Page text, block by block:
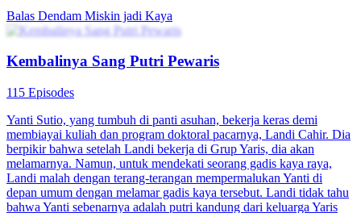
Yuno hal ini, maka dia akan melenyapkan keluarga Yuna. Tapi,
Yuna tidak takut dengan ancamannya, malahan dia meminta toko
kebenarannya dan dia menemui Yuna untuk menjelaskan semuanya
kandung Yuna pun membongkar identitas mereka yang juga
turun tangan untuk mencari Yuna.
Romansa UrbanKeluarga FuedSerangan balik